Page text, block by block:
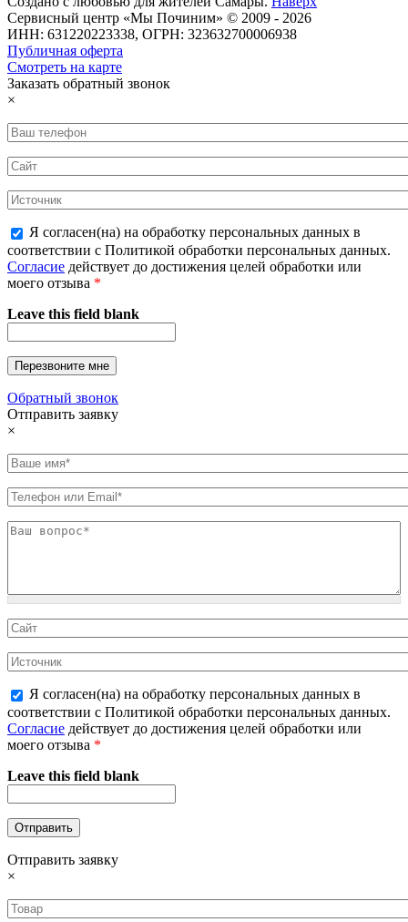
Сервисный центр «Мы Починим» © 2009 - 2026
ИНН: 631220223338, ОГРН: 323632700006938
Публичная оферта
Смотреть на карте
Заказать обратный звонок
×
Я согласен(на) на обработку персональных данных в
соответствии с Политикой обработки персональных данных.
Согласие действует до достижения целей обработки или
моего отзыва *
Leave this field blank
Обратный звонок
Отправить заявку
×
Я согласен(на) на обработку персональных данных в
соответствии с Политикой обработки персональных данных.
Согласие действует до достижения целей обработки или
моего отзыва *
Leave this field blank
Отправить заявку
×